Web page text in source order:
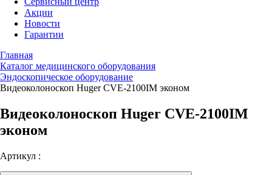
Акции
Новости
Гарантии
Главная
Каталог медицинского оборудования
Эндоскопическое оборудование
Видеоколоноскоп Huger CVE-2100IM эконом
Видеоколоноскоп Huger CVE-2100IM
эконом
Артикул :